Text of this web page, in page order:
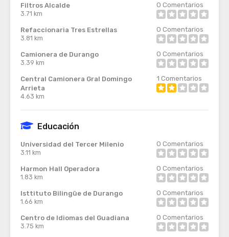
Filtros Alcalde
3.71 km
0 Comentarios
Refaccionaria Tres Estrellas
3.81 km
0 Comentarios
Camionera de Durango
3.39 km
0 Comentarios
Central Camionera Gral Domingo
Arrieta
4.63 km
1 Comentarios
Educación
Universidad del Tercer Milenio
3.11 km
0 Comentarios
Harmon Hall Operadora
1.83 km
0 Comentarios
Isttituto Bilingüe de Durango
1.66 km
0 Comentarios
Centro de Idiomas del Guadiana
3.75 km
0 Comentarios